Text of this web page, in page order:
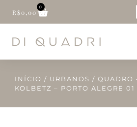
R$0,00
0
INÍCIO / URBANOS / QUADRO
KOLBETZ – PORTO ALEGRE 01